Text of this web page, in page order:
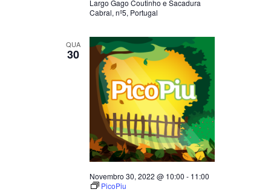
Largo Gago Coutinho e Sacadura
Cabral, nº5, Portugal
QUA
30
Novembro 30, 2022 @ 10:00 - 11:00
PicoPiu